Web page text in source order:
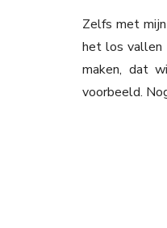
Zelfs met
het los vallen
maken, dat
voorbeeld.